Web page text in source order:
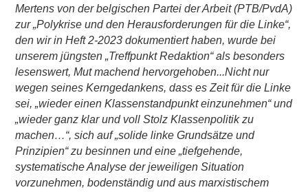
Mertens von der belgischen Partei der Arbeit (PTB/PvdA)
zur „Polykrise und den Herausforderungen für die Linke“,
den wir in Heft 2-2023 dokumentiert haben, wurde bei
unserem jüngsten „Treffpunkt Redaktion“ als besonders
lesenswert, Mut machend hervorgehoben...Nicht nur
wegen seines Kerngedankens, dass es Zeit für die Linke
sei, „wieder einen Klassenstandpunkt einzunehmen“ und
„wieder ganz klar und voll Stolz Klassenpolitik zu
machen…“, sich auf „solide linke Grundsätze und
Prinzipien“ zu besinnen und eine „tiefgehende,
systematische Analyse der jeweiligen Situation
vorzunehmen, bodenständig und aus marxistischem